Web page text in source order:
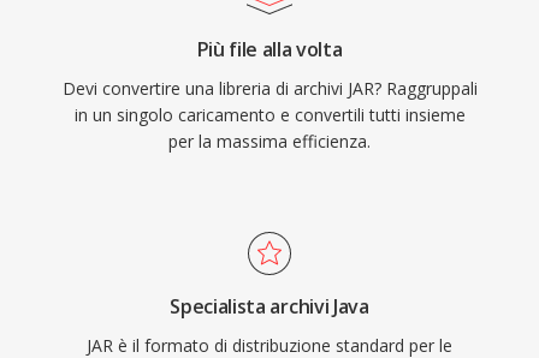
Più file alla volta
Devi convertire una libreria di archivi JAR? Raggruppali
in un singolo caricamento e convertili tutti insieme
per la massima efficienza.
Specialista archivi Java
JAR è il formato di distribuzione standard per le